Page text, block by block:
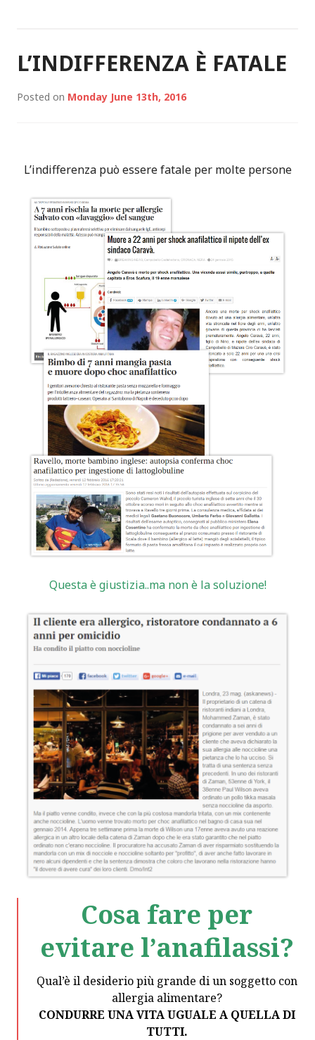
L’INDIFFERENZA È FATALE
Posted on Monday June 13th, 2016
L’indifferenza può essere fatale per molte persone
Questa è giustizia..ma non è la soluzione!
Cosa fare per
evitare l’anafilassi?
Qual’è il desiderio più grande di un soggetto con
allergia alimentare?
CONDURRE UNA VITA UGUALE A QUELLA DI
TUTTI.